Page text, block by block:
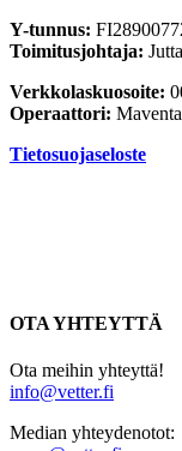
Y-tunnus:
Toimitusjohtaja:
Verkkolaskuosoite:
Operaattori:
Tietosuojaseloste
OTA YHTEYTTÄ
Ota meihin yhteyttä!
info@vetter.fi
Median yhteydenotot: